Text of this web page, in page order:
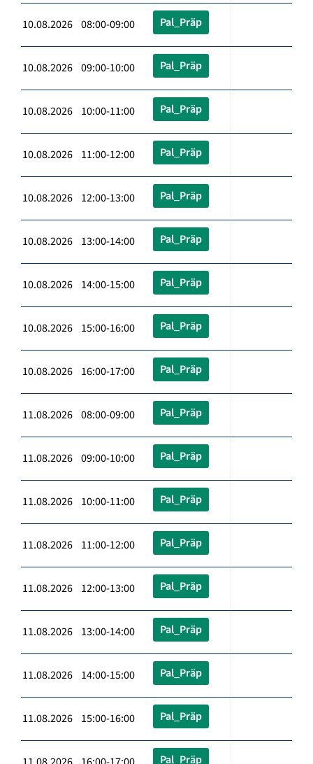
10.08.2026 08:00-09:00 Pal_Präp
10.08.2026 09:00-10:00 Pal_Präp
10.08.2026 10:00-11:00 Pal_Präp
10.08.2026 11:00-12:00 Pal_Präp
10.08.2026 12:00-13:00 Pal_Präp
10.08.2026 13:00-14:00 Pal_Präp
10.08.2026 14:00-15:00 Pal_Präp
10.08.2026 15:00-16:00 Pal_Präp
10.08.2026 16:00-17:00 Pal_Präp
11.08.2026 08:00-09:00 Pal_Präp
11.08.2026 09:00-10:00 Pal_Präp
11.08.2026 10:00-11:00 Pal_Präp
11.08.2026 11:00-12:00 Pal_Präp
11.08.2026 12:00-13:00 Pal_Präp
11.08.2026 13:00-14:00 Pal_Präp
11.08.2026 14:00-15:00 Pal_Präp
11.08.2026 15:00-16:00 Pal_Präp
Pal_Präp